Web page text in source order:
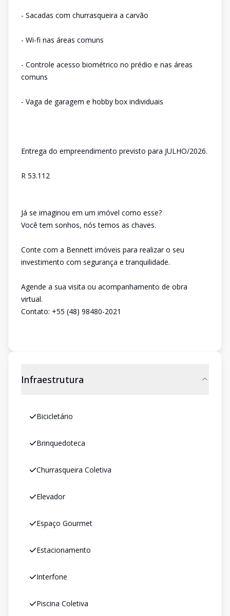
- Sacadas com churrasqueira a carvão
- Wi-fi nas áreas comuns
- Controle acesso biométrico no prédio e nas áreas
comuns
- Vaga de garagem e hobby box individuais
Entrega do empreendimento previsto para JULHO/2026.
R 53.112
Já se imaginou em um imóvel como esse?
Você tem sonhos, nós temos as chaves.
Conte com a Bennett imóveis para realizar o seu
investimento com segurança e tranquilidade.
Agende a sua visita ou acompanhamento de obra
virtual.
Contato: +55 (48) 98480-2021
Infraestrutura
Bicicletário
Brinquedoteca
Churrasqueira Coletiva
Elevador
Espaço Gourmet
Estacionamento
Interfone
Piscina Coletiva